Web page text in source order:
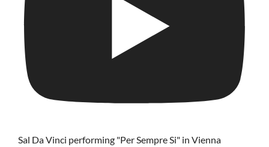
Sal Da Vinci performing "Per Sempre Si" in Vienna